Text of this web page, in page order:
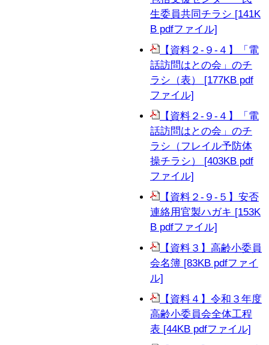
生委員共同チラシ [141K
B pdfファイル]
【資料２-９-４】「電
話訪問はとの会」のチ
ラシ（表） [177KB pdf
ファイル]
【資料２-９-４】「電
話訪問はとの会」のチ
ラシ（フレイル予防体
操チラシ） [403KB pdf
ファイル]
【資料２-９-５】安否
連絡用官製ハガキ [153K
B pdfファイル]
【資料３】高齢小委員
会名簿 [83KB pdfファイ
ル]
【資料４】令和３年度
高齢小委員会全体工程
表 [44KB pdfファイル]